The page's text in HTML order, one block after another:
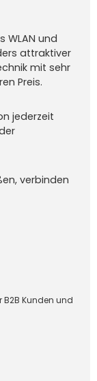
WLAN und
attraktiver
mit sehr
Preis.
jederzeit
verbinden
B2B Kunden und